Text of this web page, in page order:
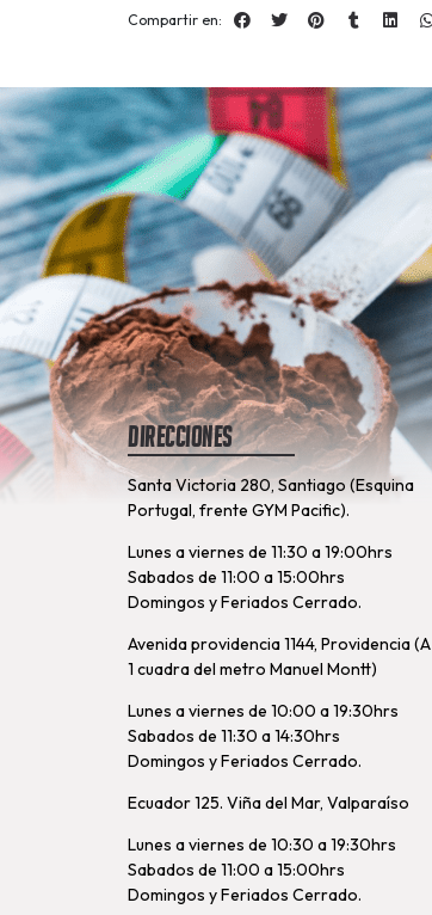
Compartir en:
Direcciones
Santa Victoria 280, Santiago (Esquina
Portugal, frente GYM Pacific).
Lunes a viernes de 11:30 a 19:00hrs
Sabados de 11:00 a 15:00hrs
Domingos y Feriados Cerrado.
Avenida providencia 1144, Providencia (A
1 cuadra del metro Manuel Montt)
Lunes a viernes de 10:00 a 19:30hrs
Sabados de 11:30 a 14:30hrs
Domingos y Feriados Cerrado.
Ecuador 125. Viña del Mar, Valparaíso
Lunes a viernes de 10:30 a 19:30hrs
Sabados de 11:00 a 15:00hrs
Domingos y Feriados Cerrado.